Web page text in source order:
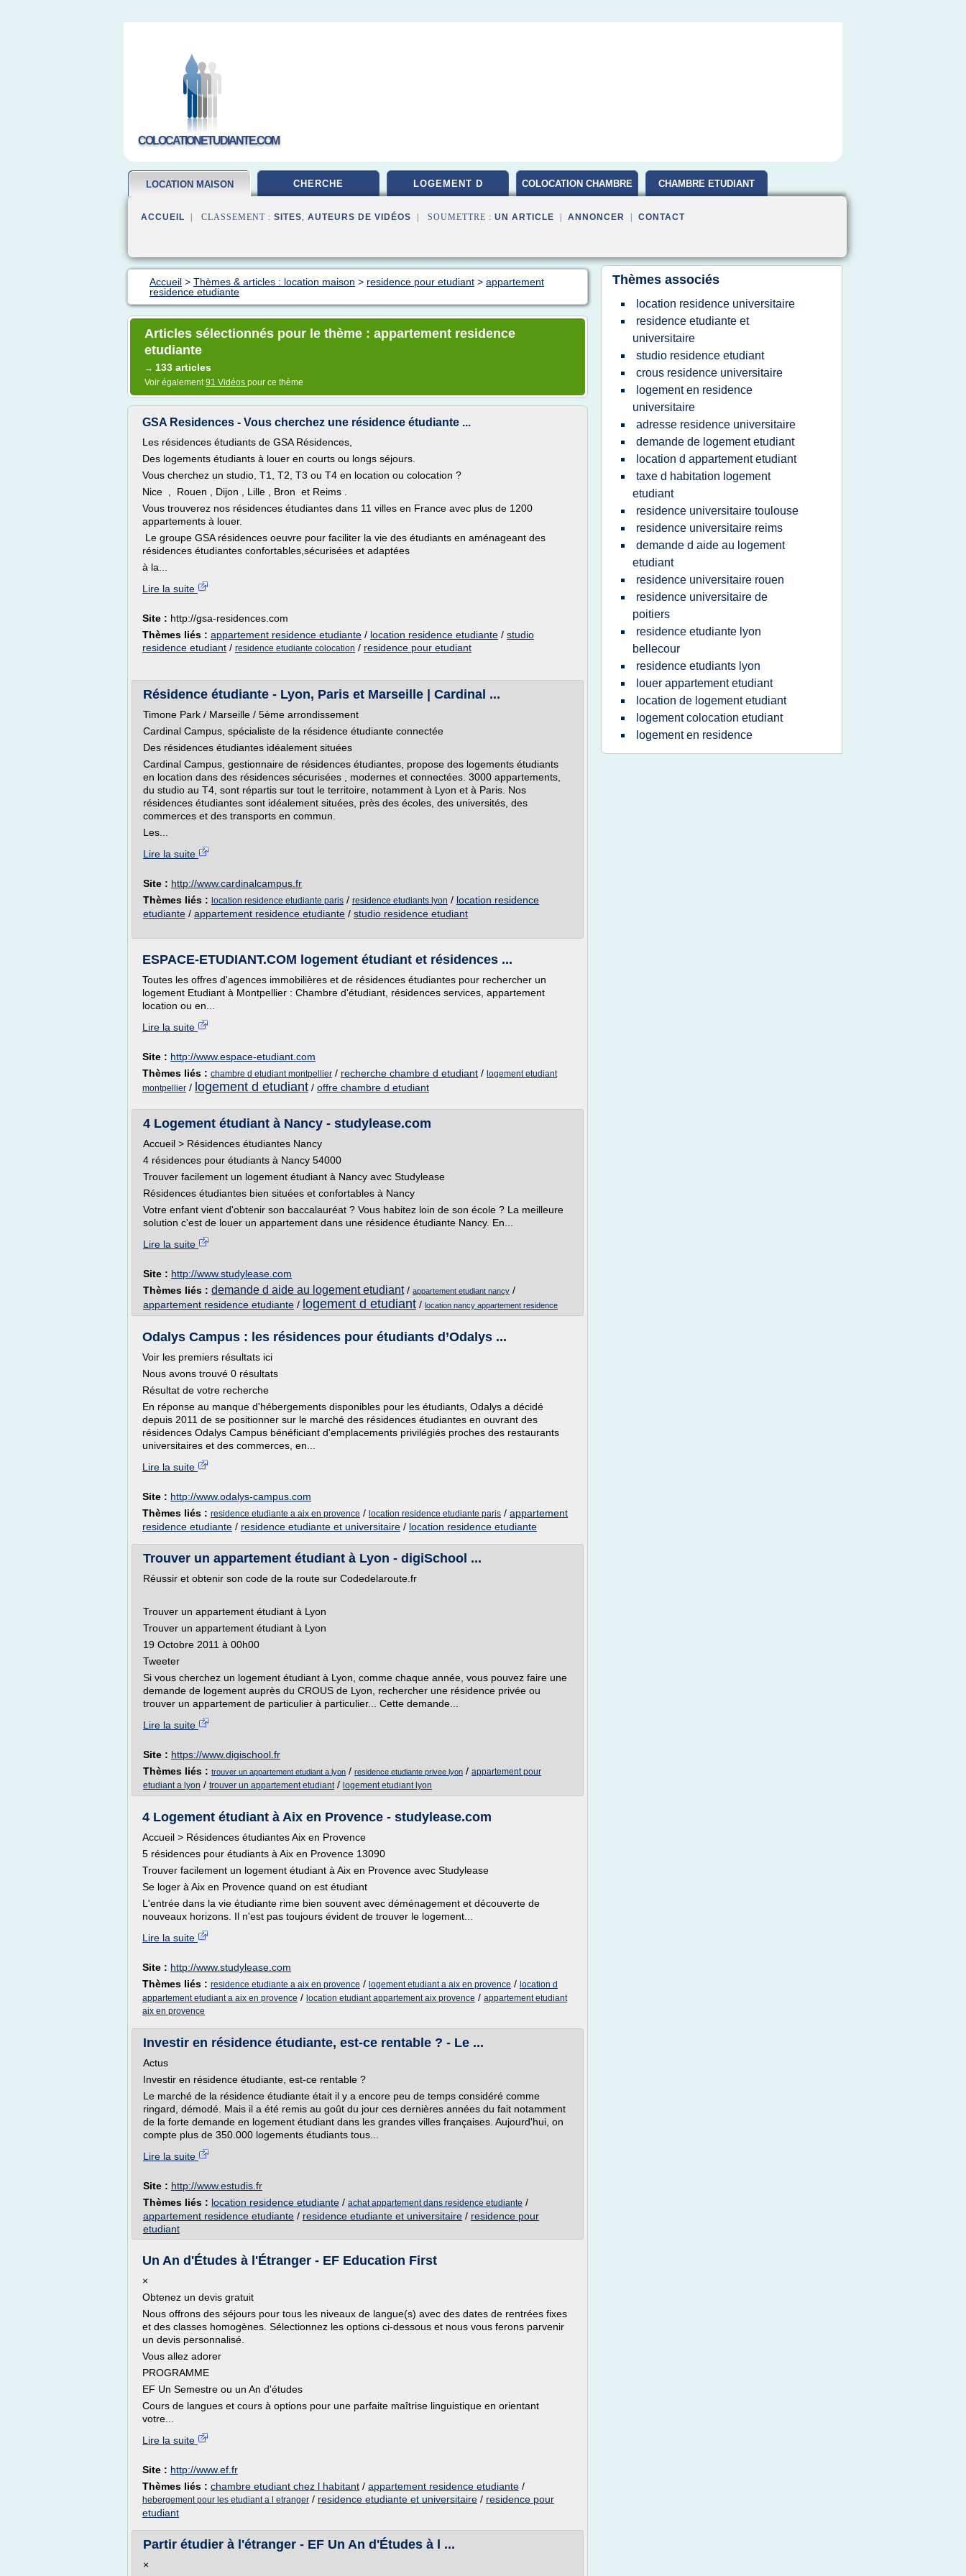
COLOCATIONETUDIANTE.COM
LOCATION MAISON CHERCHE LOGEMENT D COLOCATION CHAMBRE CHAMBRE ETUDIANT
ACCUEIL | CLASSEMENT : SITES, AUTEURS DE VIDÉOS | SOUMETTRE : UN ARTICLE ANNONCER CONTACT
Accueil > Thèmes & articles : location maison > residence pour etudiant > appartement
residence etudiante
Articles sélectionnés pour le thème : appartement residence
etudiante
→ 133 articles
Voir également91 Vidéos pour ce thème
GSA Residences - Vous cherchez une résidence étudiante ...
Les résidences étudiants de GSA Résidences,
Des logements étudiants à louer en courts ou longs séjours.
Vous cherchez un studio, T1, T2, T3 ou T4 en location ou colocation ?
Nice , Rouen , Dijon , Lille , Bron et Reims .
Vous trouverez nos résidences étudiantes dans 11 villes en France avec plus de 1200
appartements à louer.
Le groupe GSA résidences oeuvre pour faciliter la vie des étudiants en aménageant des
résidences étudiantes confortables,sécurisées et adaptées
à la...
Lire la suite
Site : http://gsa-residences.com
Thèmes liés : appartement residence etudiante / location residence etudiante / studio
residence etudiant / residence etudiante colocation / residence pour etudiant
Résidence étudiante - Lyon, Paris et Marseille | Cardinal ...
Timone Park / Marseille / 5ème arrondissement
Cardinal Campus, spécialiste de la résidence étudiante connectée
Des résidences étudiantes idéalement situées
Cardinal Campus, gestionnaire de résidences étudiantes, propose des logements étudiants
en location dans des résidences sécurisées , modernes et connectées. 3000 appartements,
du studio au T4, sont répartis sur tout le territoire, notamment à Lyon et à Paris. Nos
résidences étudiantes sont idéalement situées, près des écoles, des universités, des
commerces et des transports en commun.
Les...
Lire la suite
Site : http://www.cardinalcampus.fr
Thèmes liés : location residence etudiante paris / residence etudiants lyon / location residence
etudiante / appartement residence etudiante / studio residence etudiant
ESPACE-ETUDIANT.COM logement étudiant et résidences ...
Toutes les offres d'agences immobilières et de résidences étudiantes pour rechercher un
logement Etudiant à Montpellier : Chambre d'étudiant, résidences services, appartement
location ou en...
Lire la suite
Site : http://www.espace-etudiant.com
Thèmes liés : chambre d etudiant montpellier / recherche chambre d etudiant / logement etudiant
montpellier / logement d etudiant / offre chambre d etudiant
4 Logement étudiant à Nancy - studylease.com
Accueil > Résidences étudiantes Nancy
4 résidences pour étudiants à Nancy 54000
Trouver facilement un logement étudiant à Nancy avec Studylease
Résidences étudiantes bien situées et confortables à Nancy
Votre enfant vient d'obtenir son baccalauréat ? Vous habitez loin de son école ? La meilleure
solution c'est de louer un appartement dans une résidence étudiante Nancy. En...
Lire la suite
Site : http://www.studylease.com
Thèmes liés : demande d aide au logement etudiant/ appartement etudiant nancy /
appartement residence etudiante / logement d etudiant / location nancy appartement residence
Odalys Campus : les résidences pour étudiants d’Odalys ...
Voir les premiers résultats ici
Nous avons trouvé 0 résultats
Résultat de votre recherche
En réponse au manque d'hébergements disponibles pour les étudiants, Odalys a décidé
depuis 2011 de se positionner sur le marché des résidences étudiantes en ouvrant des
résidences Odalys Campus bénéficiant d'emplacements privilégiés proches des restaurants
universitaires et des commerces, en...
Lire la suite
Site : http://www.odalys-campus.com
Thèmes liés : residence etudiante a aix en provence / location residence etudiante paris / appartement
residence etudiante / residence etudiante et universitaire / location residence etudiante
Trouver un appartement étudiant à Lyon - digiSchool ...
Réussir et obtenir son code de la route sur Codedelaroute.fr
Trouver un appartement étudiant à Lyon
Trouver un appartement étudiant à Lyon
19 Octobre 2011 à 00h00
Tweeter
Si vous cherchez un logement étudiant à Lyon, comme chaque année, vous pouvez faire une
demande de logement auprès du CROUS de Lyon, rechercher une résidence privée ou
trouver un appartement de particulier à particulier... Cette demande...
Lire la suite
Site : https://www.digischool.fr
Thèmes liés : trouver un appartement etudiant a lyon / residence etudiante privee lyon / appartement pour
etudiant a lyon / trouver un appartement etudiant/ logement etudiant lyon
4 Logement étudiant à Aix en Provence - studylease.com
Accueil > Résidences étudiantes Aix en Provence
5 résidences pour étudiants à Aix en Provence 13090
Trouver facilement un logement étudiant à Aix en Provence avec Studylease
Se loger à Aix en Provence quand on est étudiant
L'entrée dans la vie étudiante rime bien souvent avec déménagement et découverte de
nouveaux horizons. Il n'est pas toujours évident de trouver le logement...
Lire la suite
Site : http://www.studylease.com
Thèmes liés : residence etudiante a aix en provence / logement etudiant a aix en provence / location d
appartement etudiant a aix en provence / location etudiant appartement aix provence / appartement etudiant
aix en provence
Investir en résidence étudiante, est-ce rentable ? - Le ...
Actus
Investir en résidence étudiante, est-ce rentable ?
Le marché de la résidence étudiante était il y a encore peu de temps considéré comme
ringard, démodé. Mais il a été remis au goût du jour ces dernières années du fait notamment
de la forte demande en logement étudiant dans les grandes villes françaises. Aujourd'hui, on
compte plus de 350.000 logements étudiants tous...
Lire la suite
Site : http://www.estudis.fr
Thèmes liés : location residence etudiante / achat appartement dans residence etudiante /
appartement residence etudiante / residence etudiante et universitaire / residence pour
etudiant
Un An d'Études à l'Étranger - EF Education First
×
Obtenez un devis gratuit
Nous offrons des séjours pour tous les niveaux de langue(s) avec des dates de rentrées fixes
et des classes homogènes. Sélectionnez les options ci-dessous et nous vous ferons parvenir
un devis personnalisé.
Vous allez adorer
PROGRAMME
EF Un Semestre ou un An d'études
Cours de langues et cours à options pour une parfaite maîtrise linguistique en orientant
votre...
Lire la suite
Site : http://www.ef.fr
Thèmes liés : chambre etudiant chez l habitant / appartement residence etudiante /
hebergement pour les etudiant a l etranger / residence etudiante et universitaire / residence pour
etudiant
Partir étudier à l'étranger - EF Un An d'Études à l ...
×
Thèmes associés
location residence universitaire
residence etudiante et
universitaire
studio residence etudiant
crous residence universitaire
logement en residence
universitaire
adresse residence universitaire
demande de logement etudiant
location d appartement etudiant
taxe d habitation logement
etudiant
residence universitaire toulouse
residence universitaire reims
demande d aide au logement
etudiant
residence universitaire rouen
residence universitaire de
poitiers
residence etudiante lyon
bellecour
residence etudiants lyon
louer appartement etudiant
location de logement etudiant
logement colocation etudiant
logement en residence